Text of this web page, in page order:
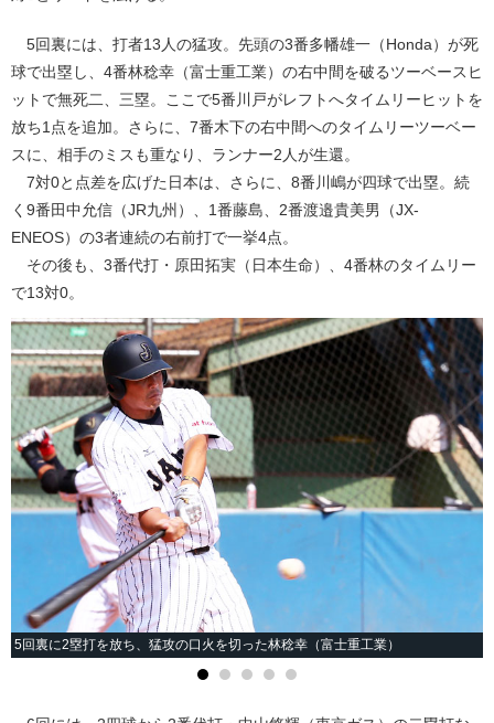
5回裏には、打者13人の猛攻。先頭の3番多幡雄一（Honda）が死
球で出塁し、4番林稔幸（富士重工業）の右中間を破るツーベースヒ
ットで無死二、三塁。ここで5番川戸がレフトへタイムリーヒットを
放ち1点を追加。さらに、7番木下の右中間へのタイムリーツーベー
スに、相手のミスも重なり、ランナー2人が生還。
7対0と点差を広げた日本は、さらに、8番川嶋が四球で出塁。続
く9番田中允信（JR九州）、1番藤島、2番渡邉貴美男（JX-
ENEOS）の3者連続の右前打で一挙4点。
その後も、3番代打・原田拓実（日本生命）、4番林のタイムリー
で13対0。
5回裏に2塁打を放ち、猛攻の口火を切った林稔幸（富士重工業）